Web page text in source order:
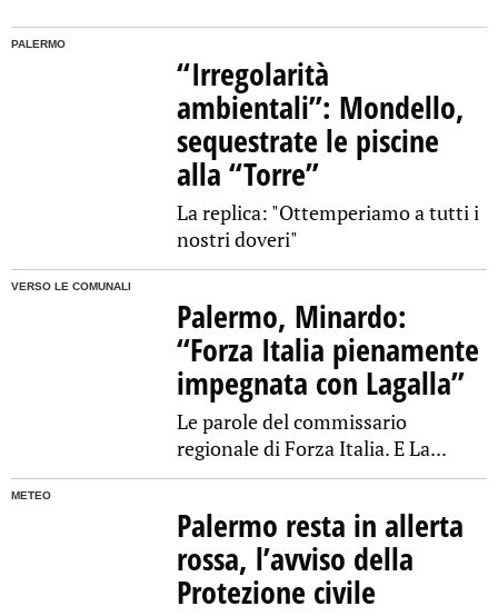
PALERMO
“Irregolarità
ambientali”: Mondello,
sequestrate le piscine
alla “Torre”
La replica: "Ottemperiamo a tutti i
nostri doveri"
VERSO LE COMUNALI
Palermo, Minardo:
“Forza Italia pienamente
impegnata con Lagalla”
Le parole del commissario
regionale di Forza Italia. E La...
METEO
Palermo resta in allerta
rossa, l’avviso della
Protezione civile